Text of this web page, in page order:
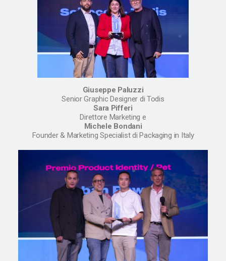
Giuseppe Paluzzi
Senior Graphic Designer di Todis
Sara Pifferi
Direttore Marketing e
Michele Bondani
Founder & Marketing Specialist di Packaging in Italy